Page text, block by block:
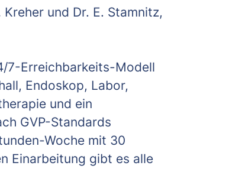
und Dr. E. Stamnitz,
7-Erreichbarkeits-Modell
Endoskop, Labor,
und ein
GVP-Standards
Woche mit 30
Einarbeitung gibt es alle